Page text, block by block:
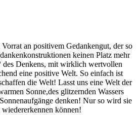
Vorrat an positivem Gedankengut, der so
keinen Platz mehr
des Denkens, mit wirklich wertvollen
eine positive Welt. So einfach ist
die Welt! Lasst uns eine Welt der
Sonne,des glitzernden Wassers
denken! Nur so wird sie
können!